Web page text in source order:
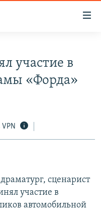
участие в
«Форда»
сценарист
участие в
автомобильной